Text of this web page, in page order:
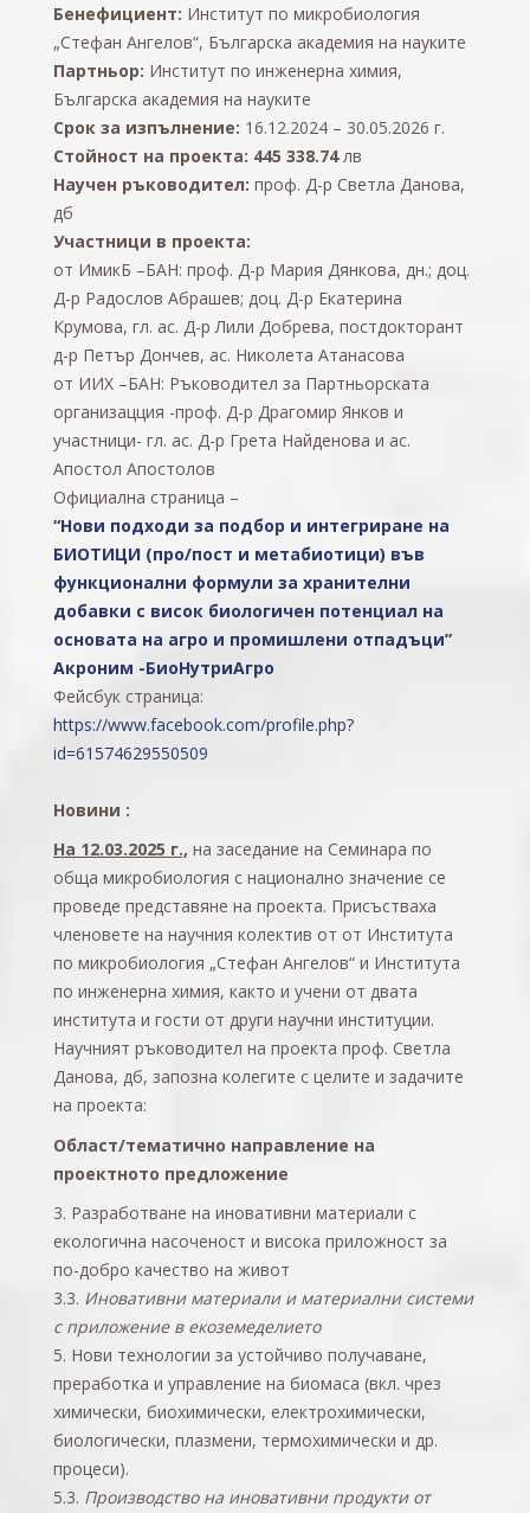
Бенефициент: Институт по микробиология
„Стефан Ангелов“, Българска академия на науките
Партньор: Институт по инженерна химия,
Българска академия на науките
Срок за изпълнение: 16.12.2024 – 30.05.2026 г.
Стойност на проекта: 445 338.74 лв
Научен ръководител: проф. Д-р Светла Данова,
дб
Участници в проекта:
от ИмикБ –БАН: проф. Д-р Мария Дянкова, дн.; доц.
Д-р Радослов Абрашев; доц. Д-р Екатерина
Крумова, гл. ас. Д-р Лили Добрева, постдокторант
д-р Петър Дончев, ас. Николета Атанасова
от ИИХ –БАН: Ръководител за Партньорската
организацция -проф. Д-р Драгомир Янков и
участници- гл. ас. Д-р Грета Найденова и ас.
Апостол Апостолов
Официална страница –
“Нови подходи за подбор и интегриране на
БИОТИЦИ (про/пост и метабиотици) във
функционални формули за хранителни
добавки с висок биологичен потенциал на
основата на агро и промишлени отпадъци”
Акроним -БиоНутриАгро
Фейсбук страница:
https://www.facebook.com/profile.php?
id=61574629550509
Новини :
На 12.03.2025 г., на заседание на Семинара по
обща микробиология с национално значение се
проведе представяне на проекта. Присъстваха
членовете на научния колектив от от Института
по микробиология „Стефан Ангелов“ и Института
по инженерна химия, както и учени от двата
института и гости от други научни институции.
Научният ръководител на проекта проф. Светла
Данова, дб, запозна колегите с целите и задачите
на проекта:
Област/тематично направление на
проектното предложение
3. Разработване на иновативни материали с
екологична насоченост и висока приложност за
по-добро качество на живот
3.3. Иновативни материали и материални системи
с приложение в екоземеделието
5. Нови технологии за устойчиво получаване,
преработка и управление на биомаса (вкл. чрез
химически, биохимически, електрохимически,
биологически, плазмени, термохимически и др.
процеси).
5.3. Производство на иновативни продукти от